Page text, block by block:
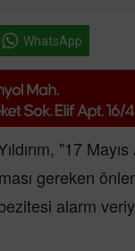
WhatsApp
"17
gereken
alarm